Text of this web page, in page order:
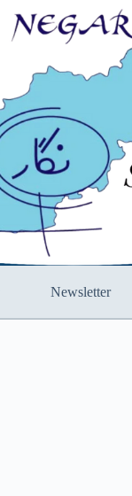
Newsletter